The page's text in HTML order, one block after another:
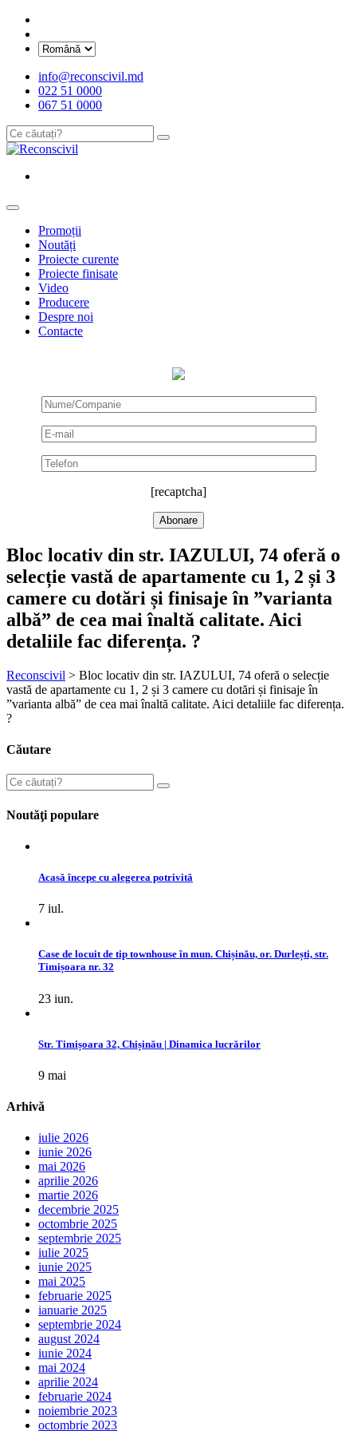
info@reconscivil.md
022 51 0000
067 51 0000
Promoții
Noutăți
Proiecte curente
Proiecte finisate
Video
Producere
Despre noi
Contacte
[recaptcha]
Bloc locativ din str. IAZULUI, 74 oferă o
selecție vastă de apartamente cu 1, 2 și 3
camere cu dotări și finisaje în ”varianta
albă” de cea mai înaltă calitate. Aici
detaliile fac diferența. ?️
Reconscivil > Bloc locativ din str. IAZULUI, 74 oferă o selecție
vastă de apartamente cu 1, 2 și 3 camere cu dotări și finisaje în
”varianta albă” de cea mai înaltă calitate. Aici detaliile fac diferența.
?️
Căutare
Noutăţi populare
Acasă începe cu alegerea potrivită
7 iul.
Case de locuit de tip townhouse în mun. Chișinău, or. Durlești, str.
Timișoara nr. 32
23 iun.
Str. Timișoara 32, Chișinău | Dinamica lucrărilor
9 mai
Arhivă
iulie 2026
iunie 2026
mai 2026
aprilie 2026
martie 2026
decembrie 2025
octombrie 2025
septembrie 2025
iulie 2025
iunie 2025
mai 2025
februarie 2025
ianuarie 2025
septembrie 2024
august 2024
iunie 2024
mai 2024
aprilie 2024
februarie 2024
noiembrie 2023
octombrie 2023